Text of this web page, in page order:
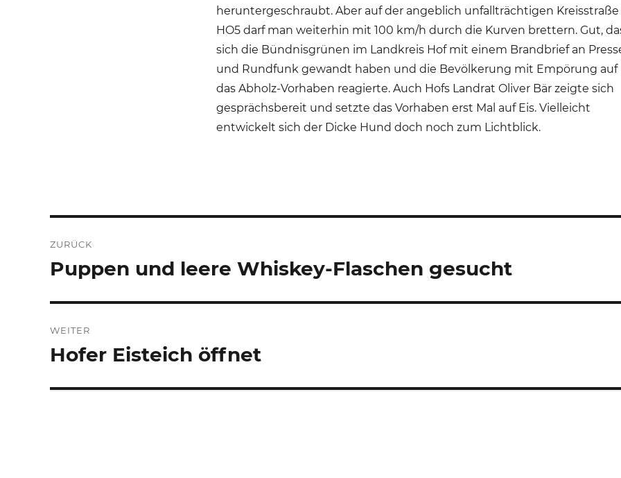
heruntergeschraubt. Aber auf der angeblich unfallträchtigen Kreisstraße
HO5 darf man weiterhin mit 100 km/h durch die Kurven brettern. Gut,
sich die Bündnisgrünen im Landkreis Hof mit einem Brandbrief an
und Rundfunk gewandt haben und die Bevölkerung mit Empörung auf
das Abholz-Vorhaben reagierte. Auch Hofs Landrat Oliver Bär zeigte sich
gesprächsbereit und setzte das Vorhaben erst Mal auf Eis. Vielleicht
entwickelt sich der Dicke Hund doch noch zum Lichtblick.
Navigation
ZURÜCK
Vorheriger
Puppen und leere Whiskey-Flaschen gesucht
WEITER
Nächster
Hofer Eisteich öffnet